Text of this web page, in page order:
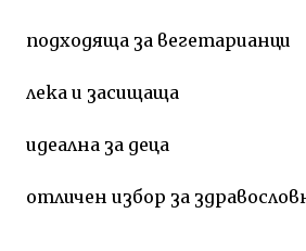
подходяща за вегетарианци
лека и засищаща
идеална за деца
отличен избор за